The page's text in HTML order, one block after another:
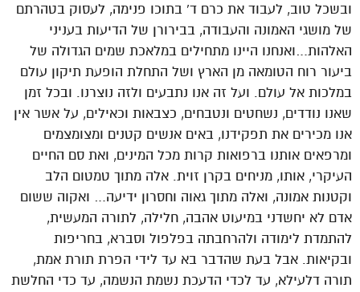
ובשכל טוב, לעבוד את כרם ד’ בתוכו פנימה, לעסוק בטהרתם
של מושגי האמונה והעבודה, בבירורן של הדיעות בעניני
האלהות…ואנחנו היינו מתחילים במלאכת שמים הגדולה של
ביעור רוח הטומאה מן הארץ ושל התחלת הופעת תיקון עולם
במלכות אל עולם. ועל זה אנו נתבעים ולזה נוצרנו. ובכל זמן
שאנו נודדים, נשחטים ונטבחים, כצבאות וכאילים, על אשר אין
אנו מכירים את תפקידנו, באים אנשים קטנים ומצומצמים
ומרפאים אותנו ברפואות קרות מכל המינים, ואת סם החיים
העיקרי, אותו, מניחים בקרן זוית. אלה מתוך טמטום הלב
וקטנות אמונה, ואלה מתוך גאוה וחסרון ידיעה… ואקוה ששום
אדם לא יחשדני במיעוט אהבה, חלילה, לתורה המעשית,
להתמדת לימודה ולהרחבתה בפלפול וסברא, בחריפות
ובקיאות. אבל בעת שהדבר בא עד לידי הפרת תורת אמת,
תורה דלעילא, עד לכדי הדעכת נשמת הנשמה, עד כדי החלשת